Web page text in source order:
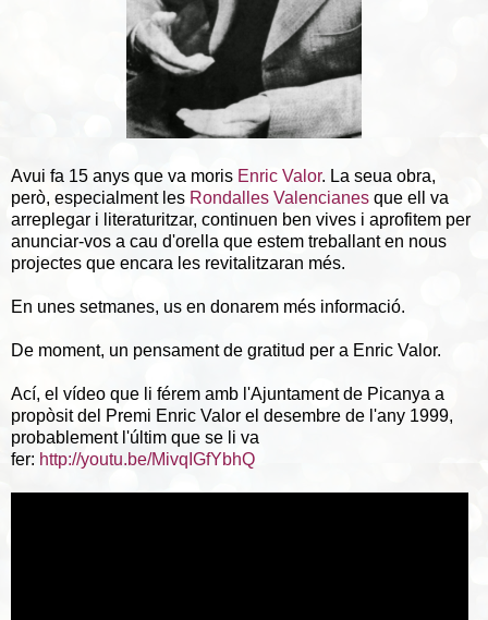
Avui fa 15 anys que va moris Enric Valor. La seua obra,
però, especialment les Rondalles Valencianes que ell va
arreplegar i literaturitzar, continuen ben vives i aprofitem per
anunciar-vos a cau d'orella que estem treballant en nous
projectes que encara les revitalitzaran més.
En unes setmanes, us en donarem més informació.
De moment, un pensament de gratitud per a Enric Valor.
Ací, el vídeo que li férem amb l'Ajuntament de Picanya a
propòsit del Premi Enric Valor el desembre de l'any 1999,
probablement l'últim que se li va
fer: http://youtu.be/MivqIGfYbhQ